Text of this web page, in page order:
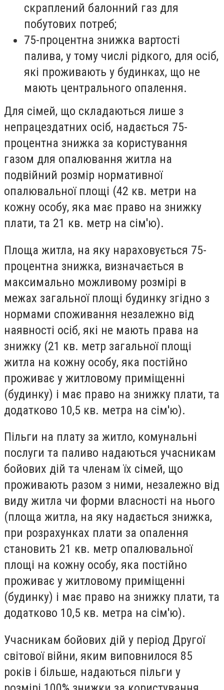
скраплений балонний газ для
побутових потреб;
75-процентна знижка вартості
палива, у тому числі рідкого, для осіб,
які проживають у будинках, що не
мають центрального опалення.
Для сімей, що складаються лише з
непрацездатних осіб, надається 75-
процентна знижка за користування
газом для опалювання житла на
подвійний розмір нормативної
опалювальної площі (42 кв. метри на
кожну особу, яка має право на знижку
плати, та 21 кв. метр на сім'ю).
Площа житла, на яку нараховується 75-
процентна знижка, визначається в
максимально можливому розмірі в
межах загальної площі будинку згідно з
нормами споживання незалежно від
наявності осіб, які не мають права на
знижку (21 кв. метр загальної площі
житла на кожну особу, яка постійно
проживає у житловому приміщенні
(будинку) і має право на знижку плати, та
додатково 10,5 кв. метра на сім'ю).
Пільги на плату за житло, комунальні
послуги та паливо надаються учасникам
бойових дій та членам їх сімей, що
проживають разом з ними, незалежно від
виду житла чи форми власності на нього
(площа житла, на яку надається знижка,
при розрахунках плати за опалення
становить 21 кв. метр опалювальної
площі на кожну особу, яка постійно
проживає у житловому приміщенні
(будинку) і має право на знижку плати, та
додатково 10,5 кв. метра на сім'ю).
Учасникам бойових дій у період Другої
світової війни, яким виповнилося 85
років і більше, надаються пільги у